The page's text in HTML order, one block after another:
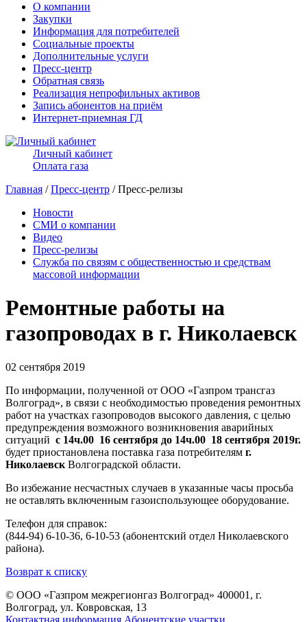
О компании
Закупки
Информация для потребителей
Социальные проекты
Дополнительные услуги
Пресс-центр
Обратная связь
Реализация непрофильных активов
Запись абонентов на приём
Интернет-приемная ГД
Личный кабинет
Оплата газа
Главная /Пресс-центр / Пресс-релизы
Новости
СМИ о компании
Видео
Пресс-релизы
Служба по связям с общественностью и средствам
массовой информации
Ремонтные работы на
газопроводах в г. Николаевск
02 сентября 2019
По информации, полученной от ООО «Газпром трансгаз
Волгоград», в связи с необходимостью проведения ремонтных
работ на участках газопроводов высокого давления, с целью
предупреждения возможного возникновения аварийных
ситуаций с 14ч.00 16 сентября до 14ч.00 18 сентября 2019г.
будет приостановлена поставка газа потребителям г.
Николаевск Волгоградской области.
Во избежание несчастных случаев в указанные часы просьба
не оставлять включенным газоиспользующее оборудование.
Телефон для справок:
(844-94) 6-10-36, 6-10-53 (абонентский отдел Николаевского
района).
Возврат к списку
© ООО «Газпром межрегионгаз Волгоград» 400001, г.
Волгоград, ул. Ковровская, 13
Контактная информация Абонентские участки